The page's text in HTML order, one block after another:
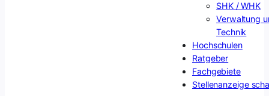
SHK / WHK
Verwaltung
Technik
Hochschulen
Ratgeber
Fachgebiete
Stellenanzeige